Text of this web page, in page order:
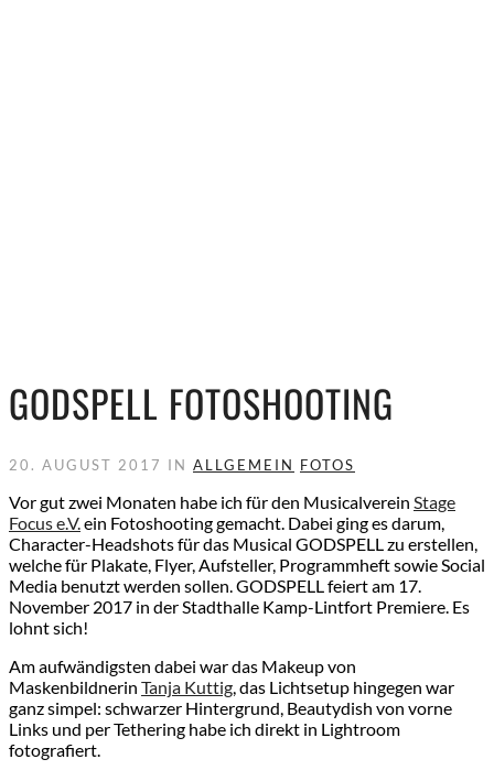
GODSPELL FOTOSHOOTING
20. AUGUST 2017 IN ALLGEMEIN FOTOS
Vor gut zwei Monaten habe ich für den Musicalverein Stage
Focus e.V.ein Fotoshooting gemacht. Dabei ging es darum,
Character-Headshots für das Musical GODSPELL zu erstellen,
welche für Plakate, Flyer, Aufsteller, Programmheft sowie Social
Media benutzt werden sollen. GODSPELL feiert am 17.
November 2017 in der Stadthalle Kamp-Lintfort Premiere. Es
lohnt sich!
Am aufwändigsten dabei war das Makeup von
Maskenbildnerin Tanja Kuttig, das Lichtsetup hingegen war
ganz simpel: schwarzer Hintergrund, Beautydish von vorne
Links und per Tethering habe ich direkt in Lightroom
fotografiert.